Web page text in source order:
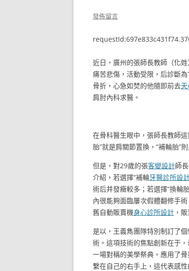
發佈留言
近日，廣州的張師長教師（化
痛苦悲傷，活動受限，后診斷
骨折，心急如焚的他隨即前去
肩肘內科求醫。
在骨科醫生眼中，張師長教師
胎”就是肩關節置換，“補輪胎”
但是，對29歲的張客變設計師
介紹，若選擇“補輪牙醫診所設
術后并發癥較多；若選擇“換輪
內很能夠面臨屢次假體翻修手
舊自動販賣機身心診所設計 ，
是以，王義雋團隊特別制訂了
術。這項技術的焦點創新在于
一場對稱的美學祭典。應用了
繫在自己的右手上，這代表感